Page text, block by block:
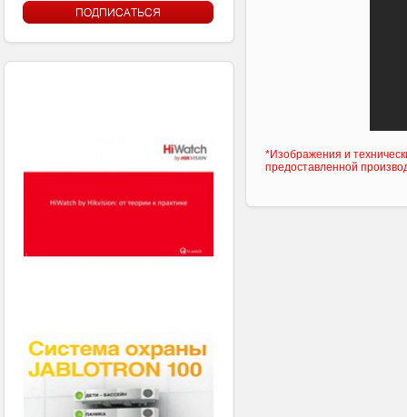
*Изображения и
предоставленной